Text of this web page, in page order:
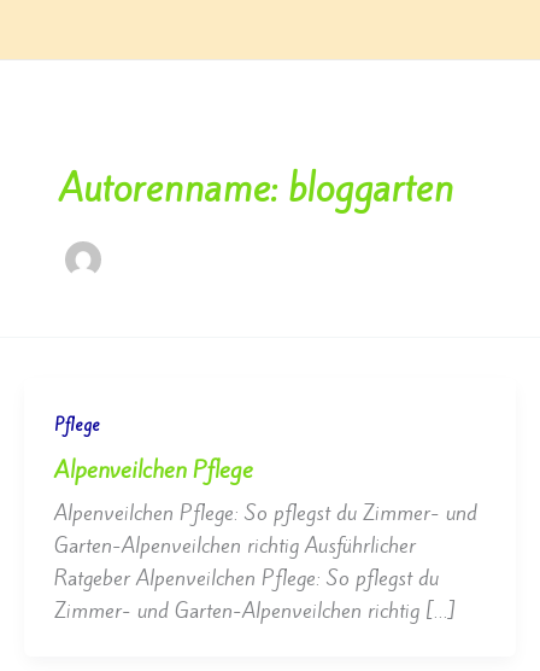
Autorenname: bloggarten
Pflege
Alpenveilchen Pflege
Alpenveilchen Pflege: So pflegst du Zimmer- und
Garten-Alpenveilchen richtig Ausführlicher
Ratgeber Alpenveilchen Pflege: So pflegst du
Zimmer- und Garten-Alpenveilchen richtig […]